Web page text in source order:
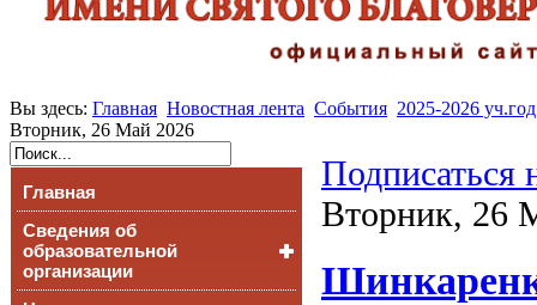
Вы здесь: Главная Новостная лента События 2025-2026 уч.год
Вторник, 26 Май 2026
Главная
Сведения об
образовательной
организации
Подписаться
Вторник, 26